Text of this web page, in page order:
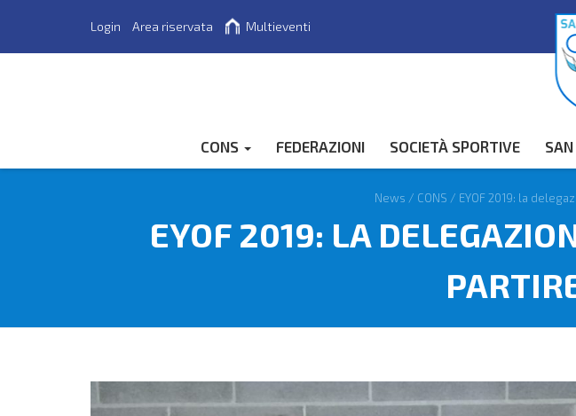
Login Area riservata Multieventi
CONS FEDERAZIONI SOCIETÀ SPORTIVE
News / CONS / EYOF 2019: la
EYOF 2019: LA